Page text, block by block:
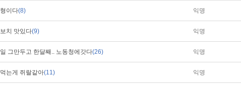
형이다(8) 익명
보치 맛있다(9) 익명
일 그만두고 한달째.. 노동청에갓다(26) 익명
먹는게 쥐랄같아(11) 익명